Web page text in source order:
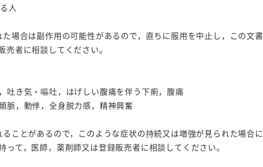
人
場合は副作用の可能性があるので，直ちに服用を中止し，この文書
者に相談してください。
吐き気・嘔吐，はげしい腹痛を伴う下痢，腹痛
脈，動悸，全身脱力感，精神興奮
ことがあるので，このような症状の持続又は増強が見られた場合に
て，医師，薬剤師又は登録販売者に相談してください。